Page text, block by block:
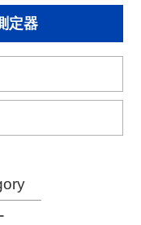
定器